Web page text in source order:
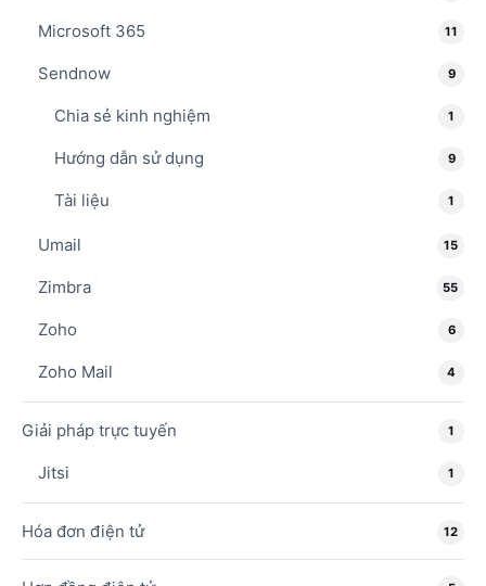
Microsoft 365 11
Sendnow 9
Chia sẻ kinh nghiệm 1
Hướng dẫn sử dụng 9
Tài liệu 1
Umail 15
Zimbra 55
Zoho 6
Zoho Mail 4
Giải pháp trực tuyến 1
Jitsi 1
Hóa đơn điện tử 12